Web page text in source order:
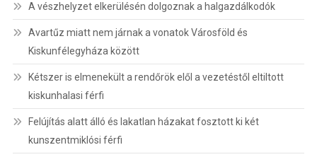
A vészhelyzet elkerülésén dolgoznak a halgazdálkodók
Avartűz miatt nem járnak a vonatok Városföld és
Kiskunfélegyháza között
Kétszer is elmenekült a rendőrök elől a vezetéstől eltiltott
kiskunhalasi férfi
Felújítás alatt álló és lakatlan házakat fosztott ki két
kunszentmiklósi férfi